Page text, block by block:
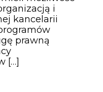
i
kancelarii
prawną
[…]